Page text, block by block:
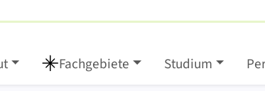
Fachgebiete Studium